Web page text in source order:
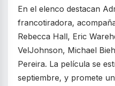
En el elenco destacan
francotiradora,
Rebecca Hall, Eric
VelJohnson, Michael
Pereira. La película se
septiembre, y promete